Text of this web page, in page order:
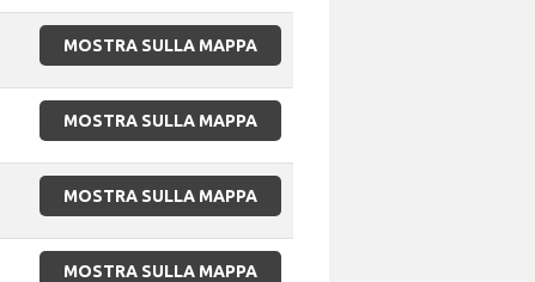
MOSTRA SULLA MAPPA
MOSTRA SULLA MAPPA
MOSTRA SULLA MAPPA
MOSTRA SULLA MAPPA